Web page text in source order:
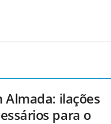
Almada: ilações
para o